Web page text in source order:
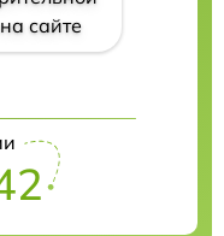
сайте